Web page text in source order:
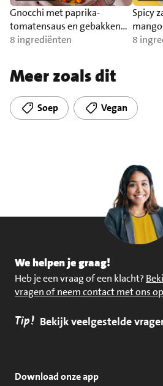
Gnocchi met paprika-
tomatensaus en gebakken
zalm
8 ingrediënten
Spicy
8
Meer zoals dit
Soep Vegan
We helpen je graag!
Heb je een vraag of een klacht?
vragen of neem contact met ons op
Tip! Bekijk veelgestelde
Download onze app